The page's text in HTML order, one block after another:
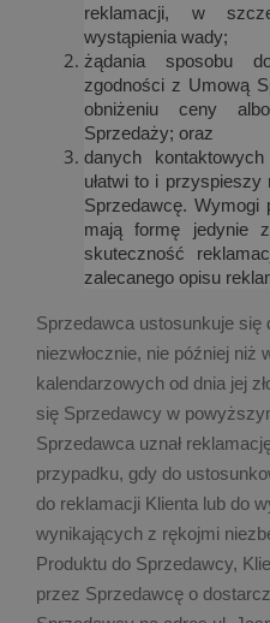
reklamacji, w
wystąpienia wady;
żądania sposobu
zgodności z Umową
obniżeniu ceny
Sprzedaży; oraz
danych
ułatwi to i
Sprzedawcę. Wymogi
mają formę jedynie
skuteczność
zalecanego opisu
Sprzedawca ustosunkuje się
niezwłocznie, nie później niż
kalendarzowych od dnia jej
się Sprzedawcy w
Sprzedawca uznał
przypadku, gdy do
do reklamacji Klienta lub do
wynikających z rękojmi
Produktu do Sprzedawcy,
przez Sprzedawcę o